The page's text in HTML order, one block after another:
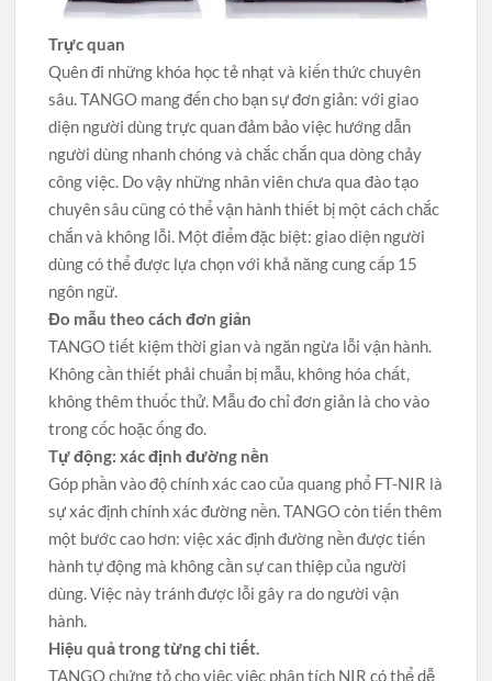
Trực quan
Quên đi những khóa học tẻ nhạt và kiến thức chuyên
sâu. TANGO mang đến cho bạn sự đơn giản: với giao
diện người dùng trực quan đảm bảo việc hướng dẫn
người dùng nhanh chóng và chắc chắn qua dòng chảy
công việc. Do vậy những nhân viên chưa qua đào tạo
chuyên sâu cũng có thể vận hành thiết bị một cách chắc
chắn và không lỗi. Một điểm đặc biệt: giao diện người
dùng có thể được lựa chọn với khả năng cung cấp 15
ngôn ngữ.
Đo mẫu theo cách đơn giản
TANGO tiết kiệm thời gian và ngăn ngừa lỗi vận hành.
Không cần thiết phải chuẩn bị mẫu, không hóa chất,
không thêm thuốc thử. Mẫu đo chỉ đơn giản là cho vào
trong cốc hoặc ống đo.
Tự động: xác định đường nền
Góp phần vào độ chính xác cao của quang phổ FT-NIR là
sự xác định chính xác đường nền. TANGO còn tiến thêm
một bước cao hơn: việc xác định đường nền được tiến
hành tự động mà không cần sự can thiệp của người
dùng. Việc này tránh được lỗi gây ra do người vận
hành.
Hiệu quả trong từng chi tiết.
TANGO chứng tỏ cho việc việc phân tích NIR có thể dễ